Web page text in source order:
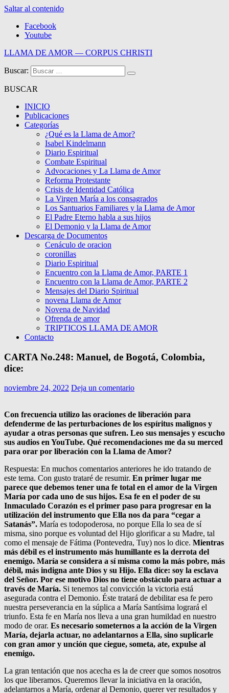
Saltar al contenido
Facebook
Youtube
LLAMA DE AMOR — CORPUS CHRISTI
Blog de la Llama de Amor
Buscar:
BUSCAR
INICIO
Publicaciones
Categorías
¿Qué es la Llama de Amor?
Isabel Kindelmann
Diario Espiritual
Combate Espiritual
Advocaciones y La Llama de Amor
Reforma Protestante
Crisis de Identidad Católica
La Virgen María a los consagrados
Los Santuarios Familiares y la Llama de Amor
El Padre Eterno habla a sus hijos
El Demonio y la Llama de Amor
Descarga de Documentos
Cenáculo de oracion
coronillas
Diario Espiritual
Encuentro con la Llama de Amor, PARTE 1
Encuentro con la Llama de Amor, PARTE 2
Mensajes del Diario Spiritual
novena Llama de Amor
Novena de Navidad
Ofrenda de amor
TRIPTICOS LLAMA DE AMOR
Contacto
CARTA No.248: Manuel, de Bogotá, Colombia,
dice:
noviembre 24, 2022 Deja un comentario
Con frecuencia utilizo las oraciones de liberación para
defenderme de las perturbaciones de los espíritus malignos y
ayudar a otras personas que sufren. Leo sus mensajes y escucho
sus audios en YouTube. Qué recomendaciones me da su merced
para orar por liberación con la Llama de Amor?
Respuesta: En muchos comentarios anteriores he ido tratando de
este tema. Con gusto trataré de resumir. En primer lugar me
parece que debemos tener una fe total en el amor de la Virgen
María por cada uno de sus hijos. Esa fe en el poder de su
Inmaculado Corazón es el primer paso para progresar en la
utilización del instrumento que Ella nos da para “cegar a
Satanás”. María es todopoderosa, no porque Ella lo sea de sí
misma, sino porque es voluntad del Hijo glorificar a su Madre, tal
como el mensaje de Fátima (Pontevedra, Tuy) nos lo dice. Mientras
más débil es el instrumento más humillante es la derrota del
enemigo. María se considera a sí misma como la más pobre, más
débil, más indigna ante Dios y su Hijo. Ella dice: soy la esclava
del Señor. Por ese motivo Dios no tiene obstáculo para actuar a
través de María. Si tenemos tal convicción la victoria está
asegurada contra el Demonio. Éste tratará de debilitar esa fe pero
nuestra perseverancia en la súplica a María Santísima logrará el
triunfo. Esta fe en María nos lleva a una gran humildad en nuestro
modo de orar. Es necesario someternos a la acción de la Virgen
María, dejarla actuar, no adelantarnos a Ella, sino suplicarle
con gran amor y unción que ciegue, someta, ate, expulse al
enemigo.
La gran tentación que nos acecha es la de creer que somos nosotros
los que liberamos. Queremos llevar la iniciativa en la oración,
adelantarnos a María, ordenar al Demonio, querer ver resultados y